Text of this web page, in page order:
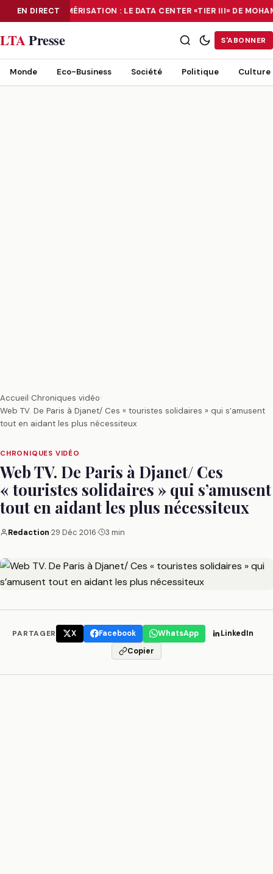
EN DIRECTNUMÉRISATION : LE DATA CENTER «TIER III» DE
NUMÉRISATION : LE DATA CENTER «TIER III» DE MOHAMMADIA, UN
LTAPresse S'ABONNER
Monde Eco-Business Société Politique Culture
Accueil›Chroniques vidéo›
Web TV. De Paris à Djanet/ Ces « touristes solidaires » qui s’amusent
tout en aidant les plus nécessiteux
CHRONIQUES VIDÉO
Web TV. De Paris à Djanet/ Ces
« touristes solidaires » qui s’amusent
tout en aidant les plus nécessiteux
Redaction·29 Déc 2016· 3 min
PARTAGER X Facebook WhatsApp
LinkedIn
Copier